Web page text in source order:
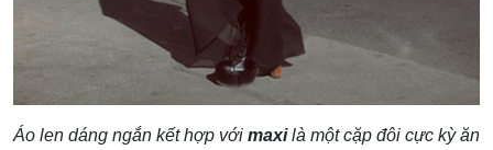
Áo len dáng ngắn kết hợp với maxilà một cặp đôi cực kỳ ăn